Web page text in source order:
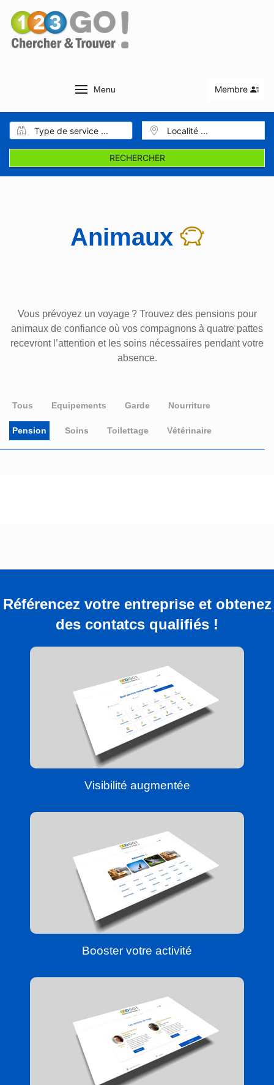
Menu Membre
RECHERCHER
Animaux
Vous prévoyez un voyage ? Trouvez des pensions pour
animaux de confiance où vos compagnons à quatre pattes
recevront l’attention et les soins nécessaires pendant votre
absence.
Tous Equipements Garde Nourriture
Pension Soins Toilettage Vétérinaire
Référencez votre entreprise et obtenez
des contatcs qualifiés !
Visibilité augmentée
Booster votre activité